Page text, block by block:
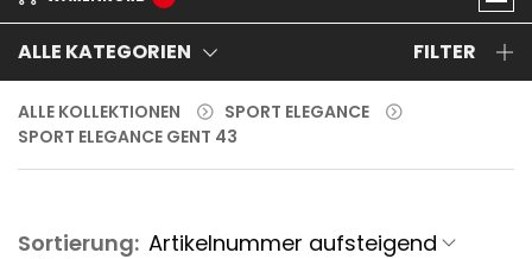
ALLE KATEGORIEN FILTER
ALLE KOLLEKTIONEN
SPORT ELEGANCE
SPORT ELEGANCE GENT 43
Sortierung: